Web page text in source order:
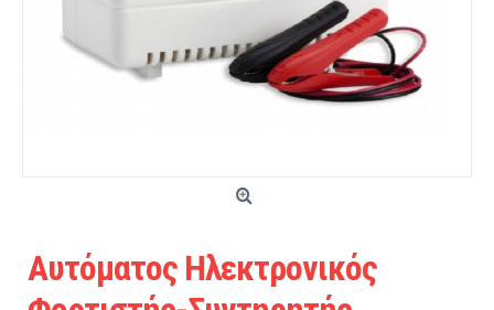
Αυτόματος Ηλεκτρονικός